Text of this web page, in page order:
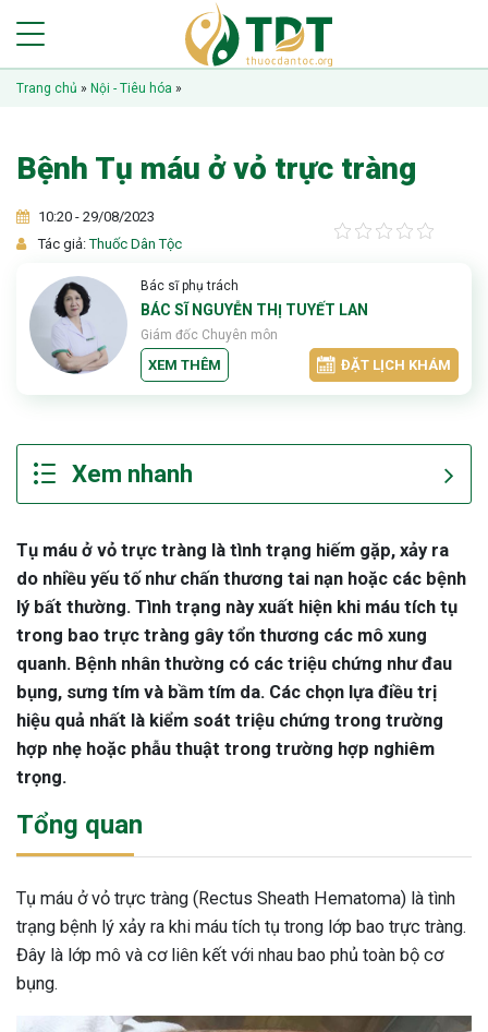
Trang chủ » Nội - Tiêu hóa »
Bệnh Tụ máu ở vỏ trực tràng
10:20 - 29/08/2023
Tác giả:Thuốc Dân Tộc
Bác sĩ phụ trách
BÁC SĨ NGUYỄN THỊ TUYẾT LAN
Giám đốc Chuyên môn
XEM THÊM ĐẶT LỊCH KHÁM
Tụ máu ở vỏ trực tràng là tình trạng hiếm gặp, xảy ra
do nhiều yếu tố như chấn thương tai nạn hoặc các bệnh
lý bất thường. Tình trạng này xuất hiện khi máu tích tụ
trong bao trực tràng gây tổn thương các mô xung
quanh. Bệnh nhân thường có các triệu chứng như đau
bụng, sưng tím và bầm tím da. Các chọn lựa điều trị
hiệu quả nhất là kiểm soát triệu chứng trong trường
hợp nhẹ hoặc phẫu thuật trong trường hợp nghiêm
trọng.
Tổng quan
Tụ máu ở vỏ trực tràng (Rectus Sheath Hematoma) là tình
trạng bệnh lý xảy ra khi máu tích tụ trong lớp bao trực tràng.
Đây là lớp mô và cơ liên kết với nhau bao phủ toàn bộ cơ
bụng.